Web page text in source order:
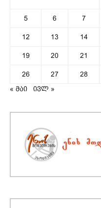
5 6 7
12 13 14
19 20 21
26 27 28
« მაი
ივლ »